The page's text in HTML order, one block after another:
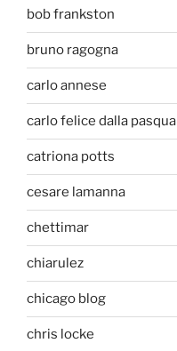
bob frankston
bruno ragogna
carlo annese
carlo felice dalla pasqua
catriona potts
cesare lamanna
chettimar
chiarulez
chicago blog
chris locke